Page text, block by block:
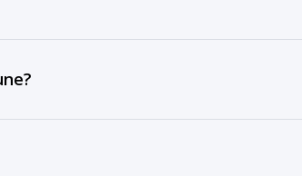
сведения за 3 года, а